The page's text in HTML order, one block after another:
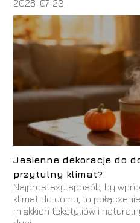
2026-07-23
Jesienne dekoracje do
przytulny klimat?
Najprostszy sposób, by
klimat do domu, to
miękkich tekstyliów i